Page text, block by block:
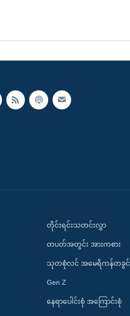
တိုင်းရင်းသတင်းလွှာ
တပတ်အတွင်း အားကစား
သုတစုံလင် အမေရိကန်တခွင်
Gen Z
နေရာပေါင်းစုံ အကြောင်းစုံ